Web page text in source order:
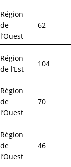
Région
de
l’Ouest
62
Région
de l’Est
104
Région
de
l’Ouest
70
Région
de
l’Ouest
46